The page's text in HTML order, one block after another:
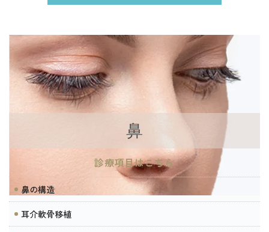
鼻
診療項目はこちら
鼻の構造
耳介軟骨移植